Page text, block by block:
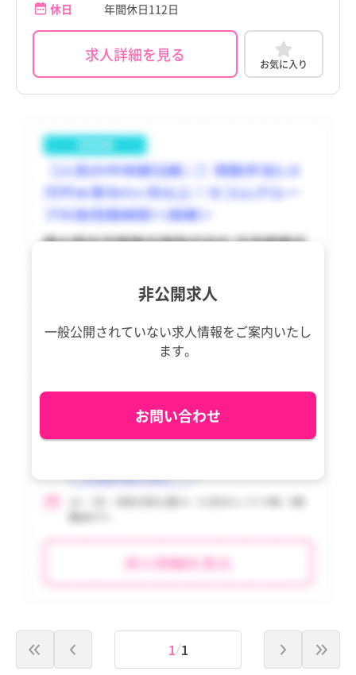
兵庫県
奈良県
和歌山県
島根県
岡山県
広島県
山口県
愛媛県
佐賀県
大分県
沖縄県
tax_region
里庄町
矢掛町
新庄村
鏡野町
勝央町
奈義町
西粟倉村
吉備中央町
高給与
休日
年間休日112日
求人詳細を見る お気に入り
非公開求人
一般公開されていない求人情報をご案内いたし
ます。
お問い合わせ
1 1
兵庫県
奈良県
和歌山県
島根県
岡山県
広島県
山口県
愛媛県
佐賀県
大分県
沖縄県
tax_region
里庄町
矢掛町
新庄村
鏡野町
勝央町
奈義町
西粟倉村
吉備中央町
高給与